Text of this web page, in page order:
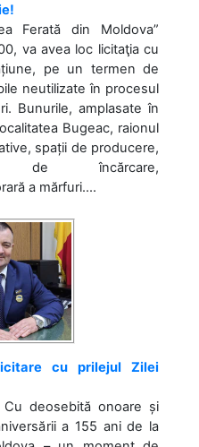
Ferată din Moldova”
va avea loc licitaţia cu
pe un termen de
neutilizate în procesul
Bunurile, amplasate în
Bugeac, raionul
spații de producere,
de încărcare,
a mărfuri....
cu prilejul Zilei
Cu deosebită onoare și
a 155 ani de la